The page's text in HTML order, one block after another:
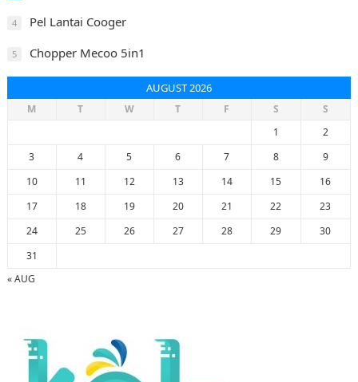
4 Pel Lantai Cooger
5 Chopper Mecoo 5in1
AUGUST 2026
M T W T F S
S
1
2
3
4 5 6 7 8
9
10
11 12 13 14 15
16
17
18 19 20 21 22
23
24
25 26 27 28 29
30
31
« AUG